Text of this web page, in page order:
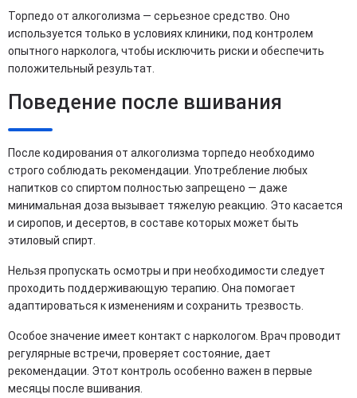
Торпедо от алкоголизма — серьезное средство. Оно
используется только в условиях клиники, под контролем
опытного нарколога, чтобы исключить риски и обеспечить
положительный результат.
Поведение после вшивания
После кодирования от алкоголизма торпедо необходимо
строго соблюдать рекомендации. Употребление любых
напитков со спиртом полностью запрещено — даже
минимальная доза вызывает тяжелую реакцию. Это касается
и сиропов, и десертов, в составе которых может быть
этиловый спирт.
Нельзя пропускать осмотры и при необходимости следует
проходить поддерживающую терапию. Она помогает
адаптироваться к изменениям и сохранить трезвость.
Особое значение имеет контакт с наркологом. Врач проводит
регулярные встречи, проверяет состояние, дает
рекомендации. Этот контроль особенно важен в первые
месяцы после вшивания.